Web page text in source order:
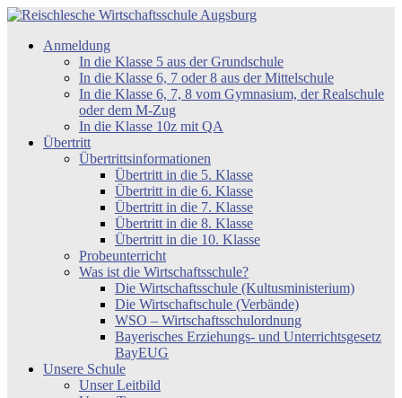
Zum
springen
Reischlesche
Wirtschaftsschule
Anmeldung
In die Klasse 5 aus der Grundschule
In die Klasse 6, 7 oder 8 aus der Mittelschule
In die Klasse 6, 7, 8 vom Gymnasium, der Realschule
oder dem M-Zug
In die Klasse 10z mit QA
Übertritt
Übertrittsinformationen
Übertritt in die 5. Klasse
Übertritt in die 6. Klasse
Übertritt in die 7. Klasse
Übertritt in die 8. Klasse
Übertritt in die 10. Klasse
Probeunterricht
Was ist die Wirtschaftsschule?
Die Wirtschaftsschule (Kultusministerium)
Die Wirtschaftschule (Verbände)
WSO – Wirtschaftsschulordnung
Bayerisches Erziehungs- und Unterrichtsgesetz
BayEUG
Unsere Schule
Unser Leitbild